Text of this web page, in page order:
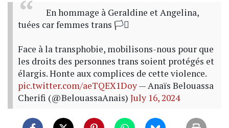
En hommage à Geraldine et Angelina,
tuées car femmes trans 🏳️‍⚧️
Face à la transphobie, mobilisons-nous pour que
les droits des personnes trans soient protégés et
élargis. Honte aux complices de cette violence.
pic.twitter.com/aeTQEX1Doy— Anaïs Belouassa
Cherifi (@BelouassaAnais) July 16, 2024